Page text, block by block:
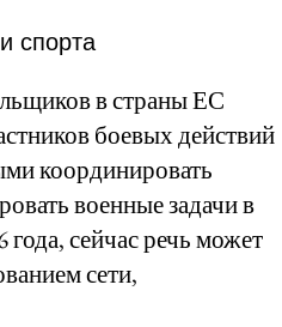
спорта
в страны ЕС
боевых действий
координировать
военные задачи в
сейчас речь может
сети,